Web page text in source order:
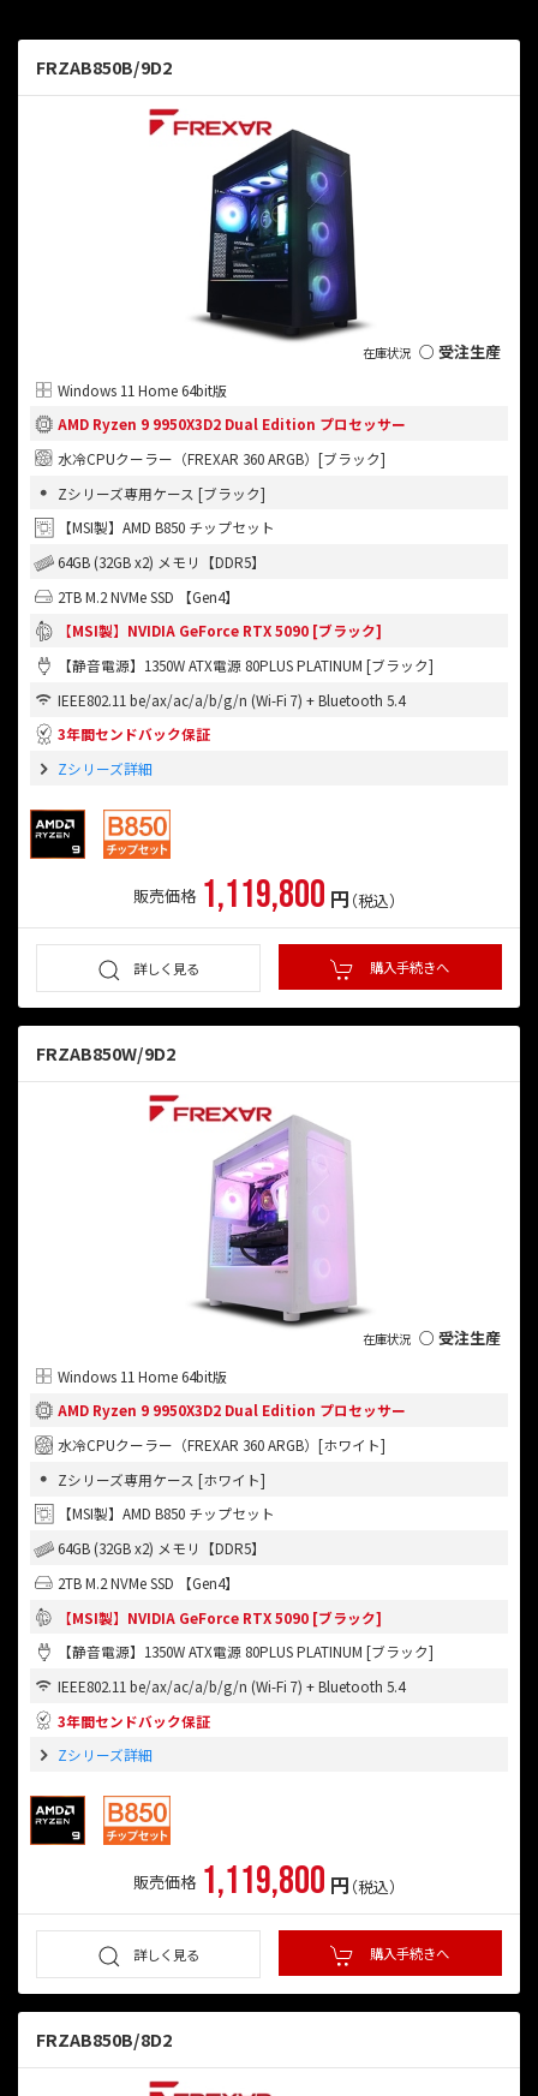
FRZAB850B/9D2
○ 受注生産
Windows 11 Home 64bit版
AMD Ryzen 9 9950X3D2 Dual Edition プロセッサー
水冷CPUクーラー（FREXAR 360 ARGB）[ブラック]
Zシリーズ専用ケース [ブラック]
【MSI製】AMD B850 チップセット
64GB (32GB x2) メモリ【DDR5】
2TB M.2 NVMe SSD 【Gen4】
【MSI製】NVIDIA GeForce RTX 5090 [ブラック]
【静音電源】1350W ATX電源 80PLUS PLATINUM [ブラック]
IEEE802.11 be/ax/ac/a/b/g/n (Wi-Fi 7) + Bluetooth 5.4
3年間センドバック保証
Zシリーズ詳細
販売価格 1,119,800 円（税込）
詳しく見る 購入手続きへ
FRZAB850W/9D2
○ 受注生産
Windows 11 Home 64bit版
AMD Ryzen 9 9950X3D2 Dual Edition プロセッサー
水冷CPUクーラー（FREXAR 360 ARGB）[ホワイト]
Zシリーズ専用ケース [ホワイト]
【MSI製】AMD B850 チップセット
64GB (32GB x2) メモリ【DDR5】
2TB M.2 NVMe SSD 【Gen4】
【MSI製】NVIDIA GeForce RTX 5090 [ブラック]
【静音電源】1350W ATX電源 80PLUS PLATINUM [ブラック]
IEEE802.11 be/ax/ac/a/b/g/n (Wi-Fi 7) + Bluetooth 5.4
3年間センドバック保証
Zシリーズ詳細
販売価格 1,119,800 円（税込）
詳しく見る 購入手続きへ
FRZAB850B/8D2